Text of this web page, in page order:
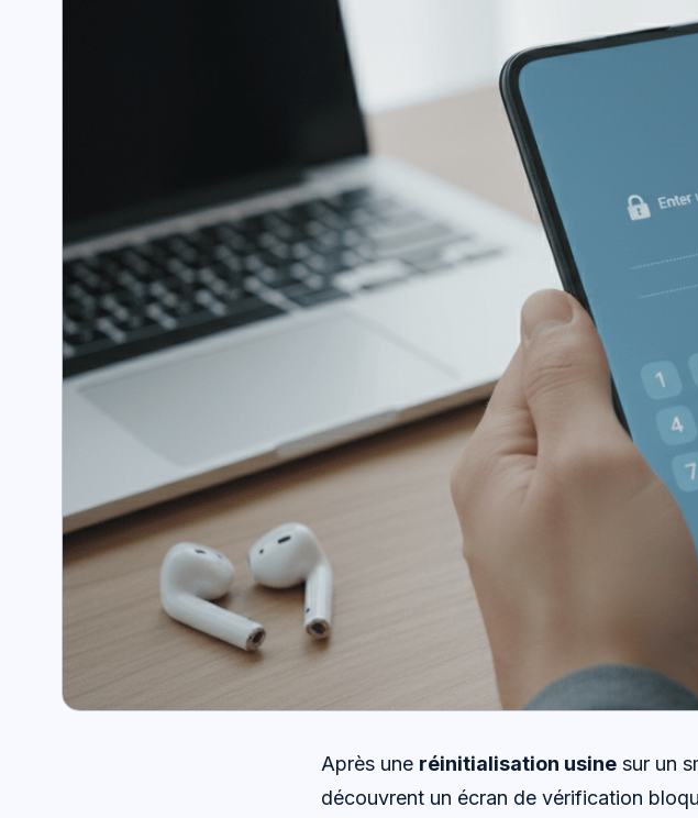
Après une réinitialisation usine sur un
découvrent un écran de vérification